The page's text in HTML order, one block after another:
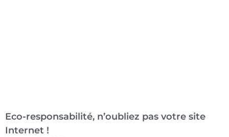
Eco-responsabilité, n’oubliez pas votre site
Internet !